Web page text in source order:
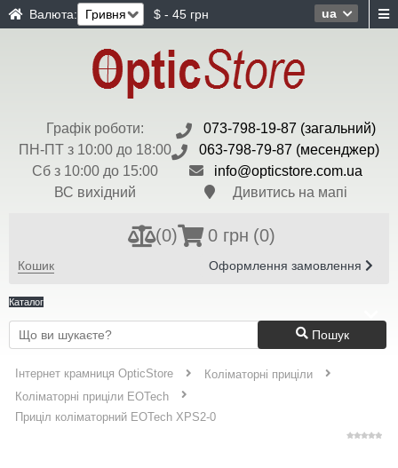
ua
Валюта: $ - 45 грн
Графік роботи:
ПН-ПТ з 10:00 до 18:00
Сб з 10:00 до 15:00
ВС вихідний
073-798-19-87 (загальний)
063-798-79-87 (месенджер)
info@opticstore.com.ua
Дивитись на мапі
(0) 0 грн (0)
Кошик Оформлення замовлення
Каталог
Пошук
Інтернет крамниця OpticStore
Коліматорні приціли
Коліматорні приціли EOTech
Приціл коліматорний EOTech XPS2-0